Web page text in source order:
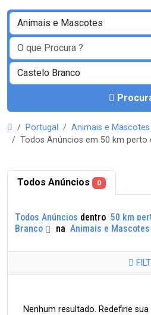
Portugal
Animais e Mascotes
Todos Anúncios em 50 km perto
Todos Anúncios 0
Todos Anúncios dentro 50 km
Branco
na Animais e Mascotes
Nenhum resultado. Redefine